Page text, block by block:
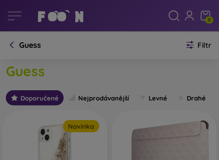
0
Guess Filtr
Guess
Doporučené Nejprodávanější Levné Drahé
Novinka